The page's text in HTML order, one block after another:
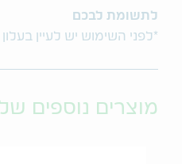
לתשומת לבכם
*לפני השימוש יש לעיין
מוצרים נוספים